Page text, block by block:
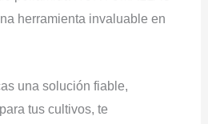
herramienta invaluable en
una solución fiable,
tus cultivos, te